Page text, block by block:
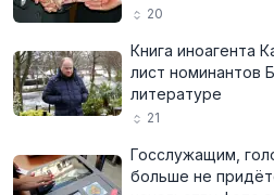
20
Книга иноагента
лист номинантов
литературе
21
Госслужащим,
больше не